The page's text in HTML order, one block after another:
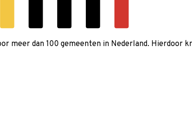
meer dan 100 gemeenten in Nederland. Hierdoor